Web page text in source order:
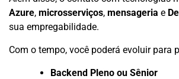
Azure, microsserviços, mensageria e
sua empregabilidade.
Com o tempo, você poderá evoluir para
Backend Pleno ou Sênior